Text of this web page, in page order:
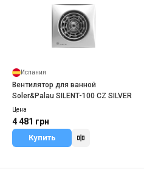
Испания
Вентилятор для ванной
Soler&Palau SILENT-100 CZ SILVER
Цена
4 481 грн
Купить